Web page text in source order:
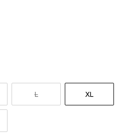
L XL